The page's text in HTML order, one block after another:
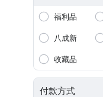
福利品
八成新
收藏品
付款方式